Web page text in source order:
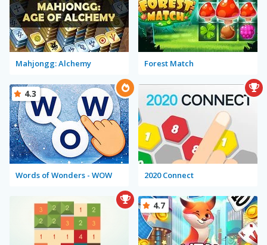
Mahjongg: Alchemy Forest Match
Words of Wonders - WOW
4.3
2020 Connect
4.7